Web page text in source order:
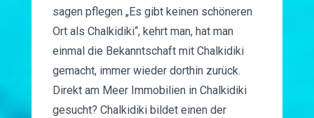
sagen pflegen „Es gibt keinen schöneren
Ort als Chalkidiki“, kehrt man, hat man
einmal die Bekanntschaft mit Chalkidiki
gemacht, immer wieder dorthin zurück.
Direkt am Meer Immobilien in Chalkidiki
gesucht? Chalkidiki bildet einen der